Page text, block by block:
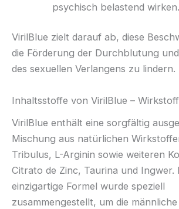
psychisch belastend wirken.
VirilBlue zielt darauf ab, diese
die Förderung der Durchblutung
des sexuellen Verlangens zu lindern.
Inhaltsstoffe von VirilBlue –
VirilBlue enthält eine sorgfältig
Mischung aus natürlichen
Tribulus, L-Arginin sowie weiteren
Citrato de Zinc, Taurina und Ingwer.
einzigartige Formel wurde speziell
zusammengestellt, um die